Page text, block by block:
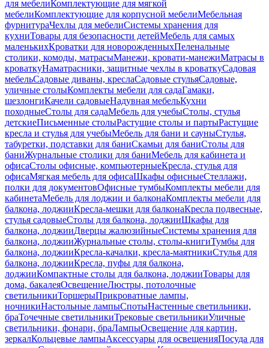
для мебелиКомплектующие для мягкой
мебелиКомплектующие для корпусной мебелиМебельная
фурнитураЧехлы для мебелиСистемы хранения для
кухниТовары для безопасности детейМебель для самых
маленькихКроватки для новорожденныхПеленальные
столики, комоды, матрасыМанежи, кровати-манежиМатрасы в
кроваткуНаматрасники, защитные чехлы в кроваткуСадовая
мебельСадовые диваны, креслаСадовые стульяСадовые,
уличные столыКомплекты мебели для садаГамаки,
шезлонгиКачели садовыеНадувная мебельКухни
походныеСтолы для садаМебель для учебыСтолы, стулья
детскиеПисьменные столыРастущие столы и партыРастущие
кресла и стулья для учебыМебель для бани и сауныСтулья,
табуретки, подставки для баниСкамьи для баниСтолы для
баниЖурнальные столики для баниМебель для кабинета и
офисаСтолы офисные, компьютерныеКресла, стулья для
офисаМягкая мебель для офисаШкафы офисныеСтеллажи,
полки для документовОфисные тумбыКомплекты мебели для
кабинетаМебель для лоджии и балконаКомплекты мебели для
балкона, лоджииКресла-мешки для балконаКресла подвесные,
стулья садовыеСтолы для балкона, лоджииШкафы для
балкона, лоджииДверцы жалюзийныеСистемы хранения для
балкона, лоджииЖурнальные столы, столы-книгиТумбы для
балкона, лоджииКресла-качалки, кресла-маятникиСтулья для
балкона, лоджииКресла, пуфы для балкона,
лоджииКомпактные столы для балкона, лоджииТовары для
дома, бакалеяОсвещениеЛюстры, потолочные
светильникиТоршерыПрикроватные лампы,
ночникиНастольные лампыСпотыНастенные светильники,
браТочечные светильникиТрековые светильникиУличные
светильники, фонари, браЛампыОсвещение для картин,
зеркалКольцевые лампыАксессуары для освещенияПосуда для